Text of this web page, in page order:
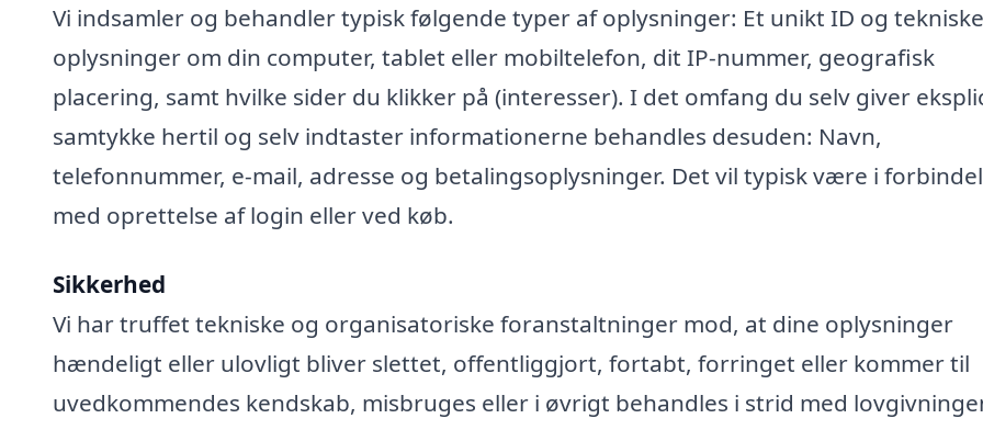
Vi indsamler og behandler typisk følgende typer af oplysninger: Et unikt ID og tekniske
oplysninger om din computer, tablet eller mobiltelefon, dit IP-nummer, geografisk
placering, samt hvilke sider du klikker på (interesser). I det omfang du selv giver
samtykke hertil og selv indtaster informationerne behandles desuden: Navn,
telefonnummer, e-mail, adresse og betalingsoplysninger. Det vil typisk være i
med oprettelse af login eller ved køb.
Sikkerhed
Vi har truffet tekniske og organisatoriske foranstaltninger mod, at dine oplysninger
hændeligt eller ulovligt bliver slettet, offentliggjort, fortabt, forringet eller kommer til
uvedkommendes kendskab, misbruges eller i øvrigt behandles i strid med